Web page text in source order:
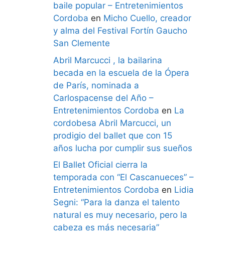
baile popular – Entretenimientos
Cordoba en Micho Cuello, creador
y alma del Festival Fortín Gaucho
San Clemente
Abril Marcucci , la bailarina
becada en la escuela de la Ópera
de París, nominada a
Carlospacense del Año –
Entretenimientos Cordoba en La
cordobesa Abril Marcucci, un
prodigio del ballet que con 15
años lucha por cumplir sus sueños
El Ballet Oficial cierra la
temporada con “El Cascanueces” –
Entretenimientos Cordoba en Lidia
Segni: “Para la danza el talento
natural es muy necesario, pero la
cabeza es más necesaria”